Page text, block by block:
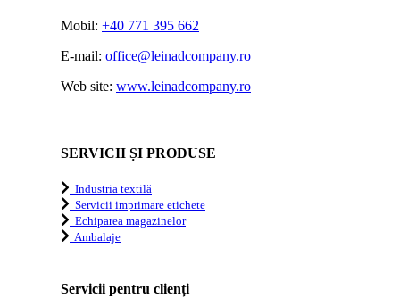
Mobil: +40 771 395 662
E-mail: office@leinadcompany.ro
Web site: www.leinadcompany.ro
SERVICII ȘI PRODUSE
Industria textilă
Servicii imprimare etichete
Echiparea magazinelor
Ambalaje
Servicii pentru clienți